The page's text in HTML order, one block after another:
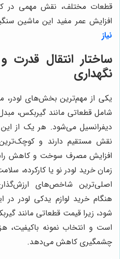
قطعات مختلف، نقش مهمی در
افزایش عمر مفید این ماشین
نیاز
ساختار انتقال قدرت
نگهداری
یکی از مهم‌ترین بخش‌های لودر،
شامل قطعاتی مانند گیربکس،
دیفرانسیل می‌شود. هر یک از این
نقش مستقیم دارند و
افزایش مصرف سوخت و کاهش
زمان خرید لودر نو یا کارکرده،
اصلی‌ترین شاخص‌های
هنگام خرید لوازم یدکی لودر
شود، زیرا قیمت قطعاتی مانند
است و انتخاب نمونه باکیفیت،
چشمگیری کاهش می‌دهد.